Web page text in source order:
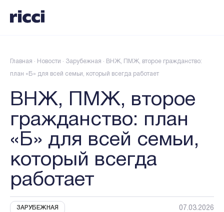
Главная · Новости · Зарубежная · ВНЖ, ПМЖ, второе гражданство:
план «Б» для всей семьи, который всегда работает
ВНЖ, ПМЖ, второе
гражданство: план
«Б» для всей семьи,
который всегда
работает
ЗАРУБЕЖНАЯ 07.03.2026